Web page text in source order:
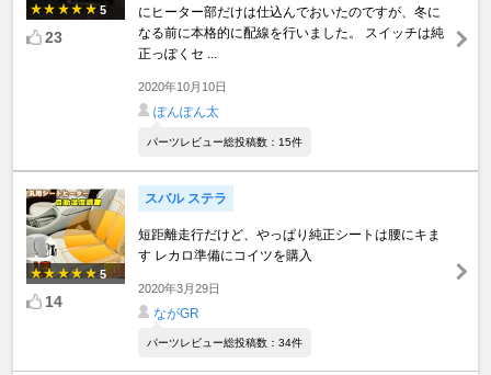
5
23
にヒーター部だけは仕込んでおいたのですが、冬に
なる前に本格的に配線を行いました。 スイッチは純
正っぽくセ ...
2020年10月10日
ぽんぽん太
パーツレビュー総投稿数：15件
5
14
スバル ステラ
短距離走行だけど、やっぱり純正シートは腰にキま
す レカロ準備にコイツを購入
2020年3月29日
ながGR
パーツレビュー総投稿数：34件